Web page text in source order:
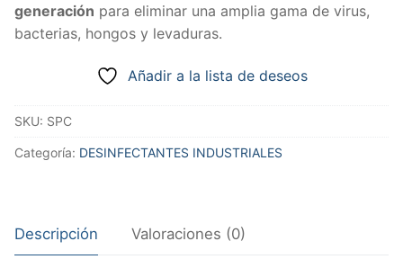
generación para eliminar una amplia gama de virus,
bacterias, hongos y levaduras.
Añadir a la lista de deseos
SKU: SPC
Categoría: DESINFECTANTES INDUSTRIALES
Descripción Valoraciones (0)